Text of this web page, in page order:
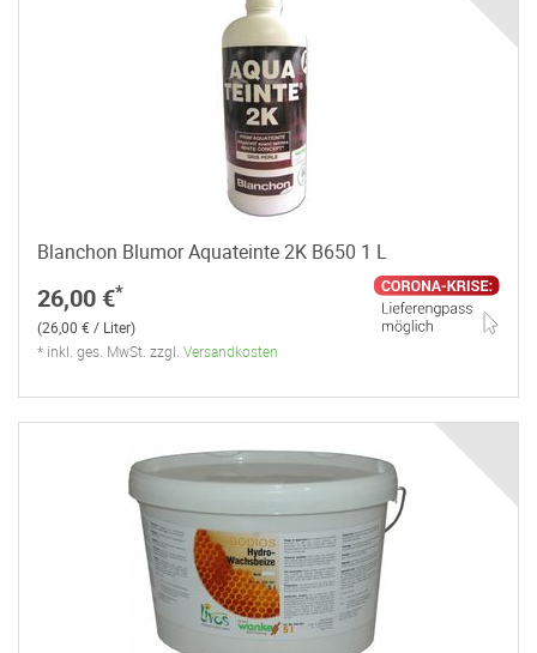
Blanchon Blumor Aquateinte 2K B650 1 L
26,00 €*
(26,00 € / Liter)
* inkl. ges. MwSt. zzgl. Versandkosten